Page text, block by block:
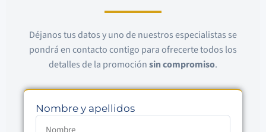
Déjanos tus datos y uno de nuestros especialistas se
pondrá en contacto contigo para ofrecerte todos los
detalles de la promociónsin compromiso.
Nombre y apellidos